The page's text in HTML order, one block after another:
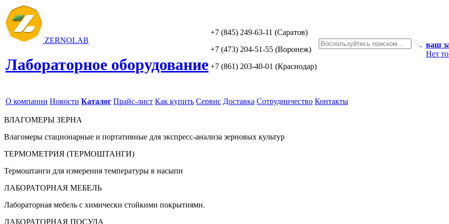
ZERNOLAB
Лабораторное оборудование
+7 (845) 249-63-11 (Саратов)
+7 (473) 204-51-55 (Воронеж)
+7 (861) 203-40-01 (Краснодар)
ваш
Нет
О компании Новости Каталог Прайс-лист Как купить Сервис Доставка Сотрудничество Контакты
ВЛАГОМЕРЫ ЗЕРНА
Влагомеры стационарные и портативные для экспресс-анализа зерновых культур
ТЕРМОМЕТРИЯ (ТЕРМОШТАНГИ)
Термоштанги для измерения температуры в насыпи
ЛАБОРАТОРНАЯ МЕБЕЛЬ
Лабораторная мебель с химически стойкими покрытиями.
ЛАБОРАТОРНАЯ ПОСУДА